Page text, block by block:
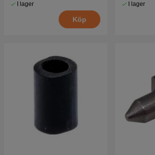
I lager
Köp
I lager